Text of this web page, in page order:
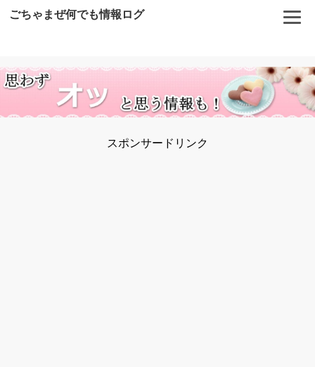
ごちゃまぜ何でも情報ログ
スポンサードリンク